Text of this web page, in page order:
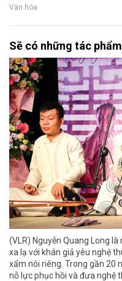
Văn hóa
Sẽ có những tác
(VLR) Nguyễn Quang Long
xa lạ với khán giả yêu nghệ
xẩm nói riêng. Trong gần 20
nỗ lực phục hồi và đưa nghệ